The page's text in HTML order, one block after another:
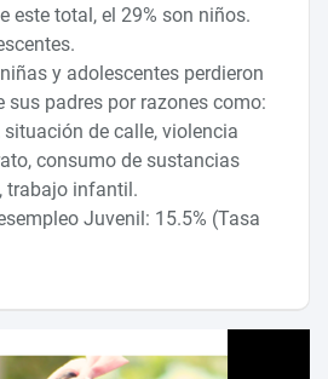
este total, el 29% son niños.
y adolescentes perdieron
sus padres por razones como:
de calle, violencia
consumo de sustancias
trabajo infantil.
Juvenil: 15.5% (Tasa